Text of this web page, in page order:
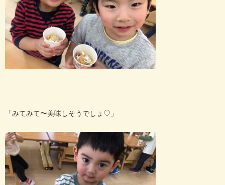
「みてみて〜美味しそうでしょ♡」